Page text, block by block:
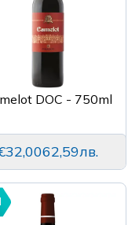
DOC - 750ml
62,59лв.